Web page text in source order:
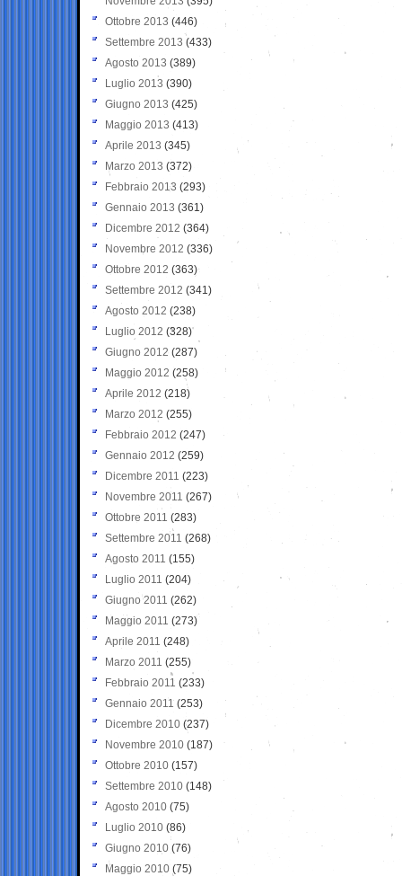
Ottobre 2013 (446)
Settembre 2013 (433)
Agosto 2013 (389)
Luglio 2013 (390)
Giugno 2013 (425)
Maggio 2013 (413)
Aprile 2013 (345)
Marzo 2013 (372)
Febbraio 2013 (293)
Gennaio 2013 (361)
Dicembre 2012 (364)
Novembre 2012 (336)
Ottobre 2012 (363)
Settembre 2012 (341)
Agosto 2012 (238)
Luglio 2012 (328)
Giugno 2012 (287)
Maggio 2012 (258)
Aprile 2012 (218)
Marzo 2012 (255)
Febbraio 2012 (247)
Gennaio 2012 (259)
Dicembre 2011 (223)
Novembre 2011 (267)
Ottobre 2011 (283)
Settembre 2011 (268)
Agosto 2011 (155)
Luglio 2011 (204)
Giugno 2011 (262)
Maggio 2011 (273)
Aprile 2011 (248)
Marzo 2011 (255)
Febbraio 2011 (233)
Gennaio 2011 (253)
Dicembre 2010 (237)
Novembre 2010 (187)
Ottobre 2010 (157)
Settembre 2010 (148)
Agosto 2010 (75)
Luglio 2010 (86)
Giugno 2010 (76)
Maggio 2010 (75)